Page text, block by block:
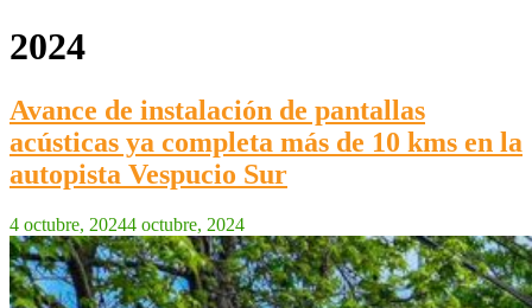
2024
Avance de instalación de pantallas
acústicas ya completa más de 10 kms en la
autopista Vespucio Sur
4 octubre, 20244 octubre, 2024